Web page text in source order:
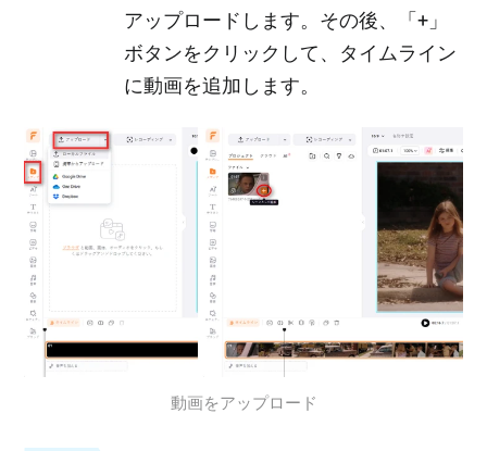
アップロードします。その後、「+」
ボタンをクリックして、タイムライン
に動画を追加します。
動画をアップロード